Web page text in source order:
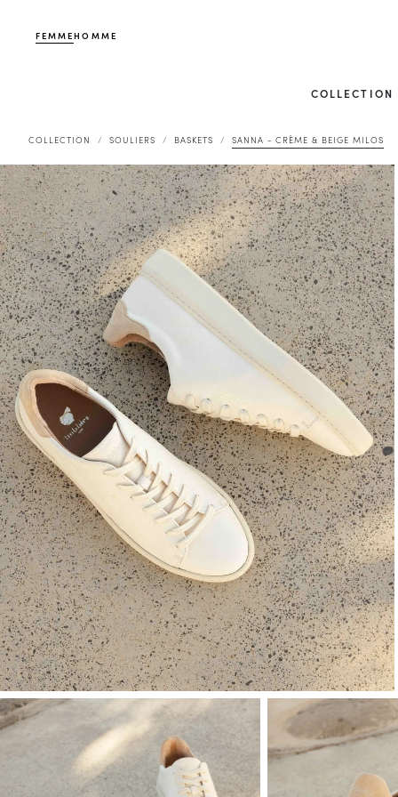
FEMMEHOMME
COLLECTION
COLLECTION SOULIERS BASKETS SANNA - CRÈME & BEIGE MILOS